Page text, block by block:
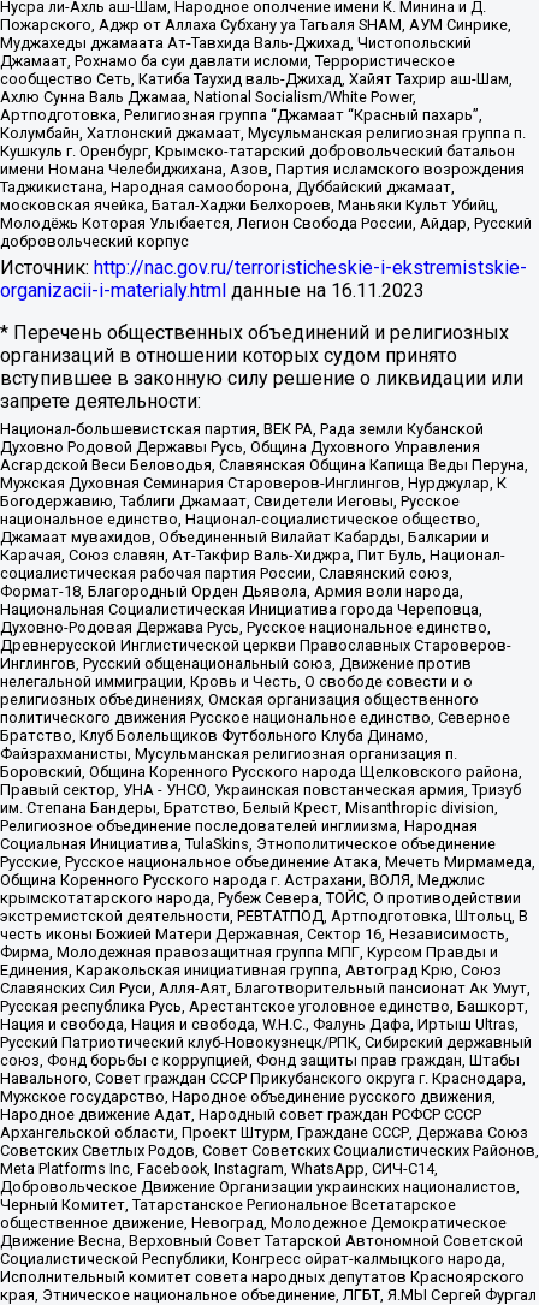
Нусра ли-Ахль аш-Шам, Народное ополчение имени К. Минина и Д.
Пожарского, Аджр от Аллаха Субхану уа Тагьаля SHAM, АУМ Синрике,
Муджахеды джамаата Ат-Тавхида Валь-Джихад, Чистопольский
Джамаат, Рохнамо ба суи давлати исломи, Террористическое
сообщество Сеть, Катиба Таухид валь-Джихад, Хайят Тахрир аш-Шам,
Ахлю Сунна Валь Джамаа, National Socialism/White Power,
Артподготовка, Религиозная группа “Джамаат “Красный пахарь”,
Колумбайн, Хатлонский джамаат, Мусульманская религиозная группа п.
Кушкуль г. Оренбург, Крымско-татарский добровольческий батальон
имени Номана Челебиджихана, Азов, Партия исламского возрождения
Таджикистана, Народная самооборона, Дуббайский джамаат,
московская ячейка, Батал-Хаджи Белхороев, Маньяки Культ Убийц,
Молодёжь Которая Улыбается, Легион Свобода России, Айдар, Русский
добровольческий корпус
Источник: http://nac.gov.ru/terroristicheskie-i-ekstremistskie-
organizacii-i-materialy.html данные на 16.11.2023
* Перечень общественных объединений и религиозных
организаций в отношении которых судом принято
вступившее в законную силу решение о ликвидации или
запрете деятельности:
Национал-большевистская партия, ВЕК РА, Рада земли Кубанской
Духовно Родовой Державы Русь, Община Духовного Управления
Асгардской Веси Беловодья, Славянская Община Капища Веды Перуна,
Мужская Духовная Семинария Староверов-Инглингов, Нурджулар, К
Богодержавию, Таблиги Джамаат, Свидетели Иеговы, Русское
национальное единство, Национал-социалистическое общество,
Джамаат мувахидов, Объединенный Вилайат Кабарды, Балкарии и
Карачая, Союз славян, Ат-Такфир Валь-Хиджра, Пит Буль, Национал-
социалистическая рабочая партия России, Славянский союз,
Формат-18, Благородный Орден Дьявола, Армия воли народа,
Национальная Социалистическая Инициатива города Череповца,
Духовно-Родовая Держава Русь, Русское национальное единство,
Древнерусской Инглистической церкви Православных Староверов-
Инглингов, Русский общенациональный союз, Движение против
нелегальной иммиграции, Кровь и Честь, О свободе совести и о
религиозных объединениях, Омская организация общественного
политического движения Русское национальное единство, Северное
Братство, Клуб Болельщиков Футбольного Клуба Динамо,
Файзрахманисты, Мусульманская религиозная организация п.
Боровский, Община Коренного Русского народа Щелковского района,
Правый сектор, УНА - УНСО, Украинская повстанческая армия, Тризуб
им. Степана Бандеры, Братство, Белый Крест, Misanthropic division,
Религиозное объединение последователей инглиизма, Народная
Социальная Инициатива, TulaSkins, Этнополитическое объединение
Русские, Русское национальное объединение Атака, Мечеть Мирмамеда,
Община Коренного Русского народа г. Астрахани, ВОЛЯ, Меджлис
крымскотатарского народа, Рубеж Севера, ТОЙС, О противодействии
экстремистской деятельности, РЕВТАТПОД, Артподготовка, Штольц, В
честь иконы Божией Матери Державная, Сектор 16, Независимость,
Фирма, Молодежная правозащитная группа МПГ, Курсом Правды и
Единения, Каракольская инициативная группа, Автоград Крю, Союз
Славянских Сил Руси, Алля-Аят, Благотворительный пансионат Ак Умут,
Русская республика Русь, Арестантское уголовное единство, Башкорт,
Нация и свобода, Нация и свобода, W.H.С., Фалунь Дафа, Иртыш Ultras,
Русский Патриотический клуб-Новокузнецк/РПК, Сибирский державный
союз, Фонд борьбы с коррупцией, Фонд защиты прав граждан, Штабы
Навального, Совет граждан СССР Прикубанского округа г. Краснодара,
Мужское государство, Народное объединение русского движения,
Народное движение Адат, Народный совет граждан РСФСР СССР
Архангельской области, Проект Штурм, Граждане СССР, Держава Союз
Советских Светлых Родов, Совет Советских Социалистических Районов,
Meta Platforms Inc, Facebook, Instagram, WhatsApp, СИЧ-С14,
Добровольческое Движение Организации украинских националистов,
Черный Комитет, Татарстанское Региональное Всетатарское
общественное движение, Невоград, Молодежное Демократическое
Движение Весна, Верховный Совет Татарской Автономной Советской
Социалистической Республики, Конгресс ойрат-калмыцкого народа,
Исполнительный комитет совета народных депутатов Красноярского
края, Этническое национальное объединение, ЛГБТ, Я.МЫ Сергей Фургал